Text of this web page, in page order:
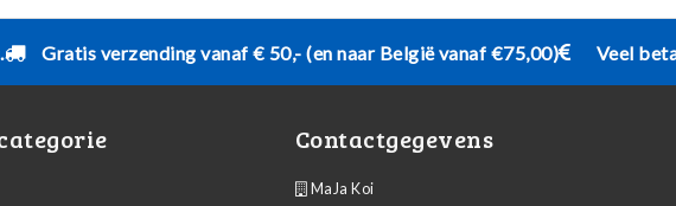
Gratis verzending vanaf € 50,- (en naar België vanaf €75,00) Veel
Contactgegevens
MaJa Koi